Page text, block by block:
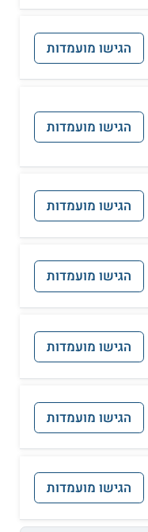
הגישו מועמדות
הגישו מועמדות
הגישו מועמדות
הגישו מועמדות
הגישו מועמדות
הגישו מועמדות
הגישו מועמדות